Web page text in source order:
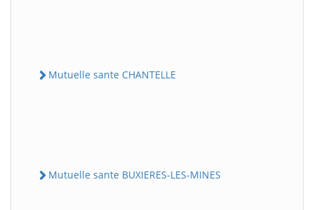
Mutuelle sante CHANTELLE
Mutuelle sante BUXIERES-LES-MINES